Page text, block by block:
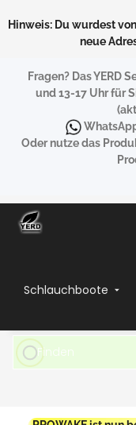
Hinweis: Du wurdest
neue
Fragen? Das YERD
und 13-17 Uhr für
Oder nutze das
Schlauchboote